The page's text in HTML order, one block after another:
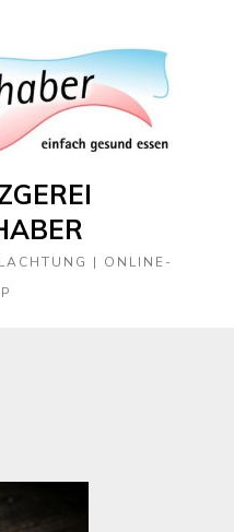
| ONLINE-